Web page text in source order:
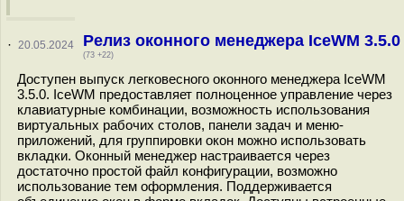
· 20.05.2024 Релиз оконного менеджера IceWM 3.5.0
(73 +22)
Доступен выпуск легковесного оконного менеджера IceWM
3.5.0. IceWM предоставляет полноценное управление через
клавиатурные комбинации, возможность использования
виртуальных рабочих столов, панели задач и меню-
приложений, для группировки окон можно использовать
вкладки. Оконный менеджер настраивается через
достаточно простой файл конфигурации, возможно
использование тем оформления. Поддерживается